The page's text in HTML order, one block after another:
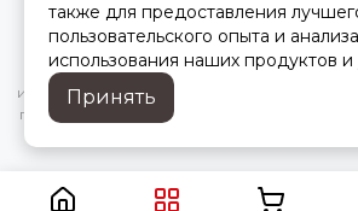
характеристик, стоимости товаров
информационный характер и ни при каких
публичной офертой, определяемой
также для предоставления
пользовательского опыта и анализа
использования наших продуктов и
Принять